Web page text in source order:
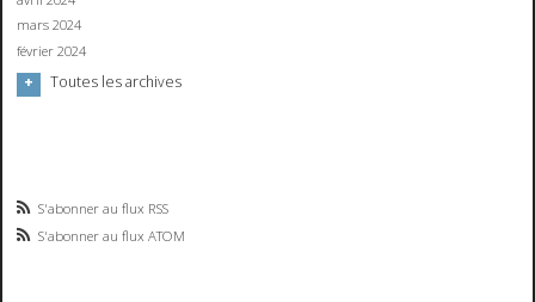
mars 2024
février 2024
Toutes les archives
S'abonner au flux RSS
S'abonner au flux ATOM